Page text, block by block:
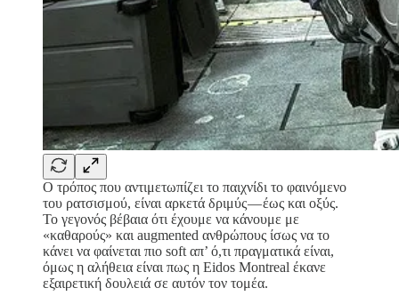
Ο τρόπος που αντιμετωπίζει το παιχνίδι το φαινόμενο
του ρατσισμού, είναι αρκετά δριμύς — έως και οξύς.
Το γεγονός βέβαια ότι έχουμε να κάνουμε με
«καθαρούς» και augmented ανθρώπους ίσως να το
κάνει να φαίνεται πιο soft απ’ ό,τι πραγματικά είναι,
όμως η αλήθεια είναι πως η Eidos Montreal έκανε
εξαιρετική δουλειά σε αυτόν τον τομέα.